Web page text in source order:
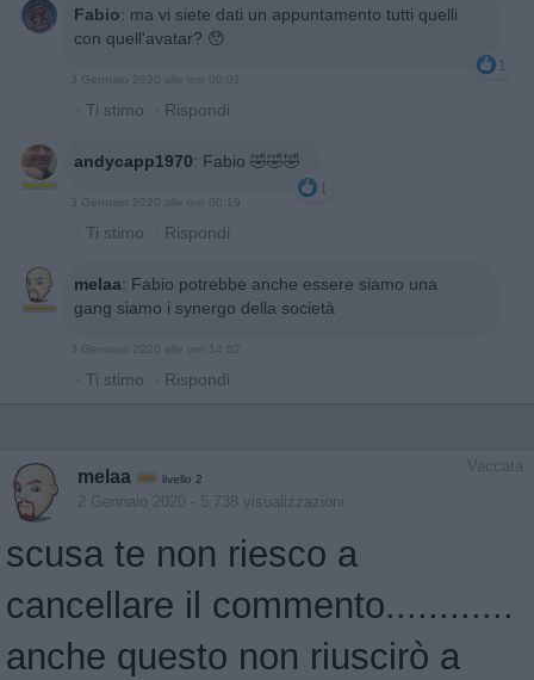
Fabio: ma vi siete dati un appuntamento tutti quelli
con quell'avatar? 😯
1
3 Gennaio 2020 alle ore 00:01
· Ti stimo · Rispondi
andycapp1970: Fabio 🤣🤣🤣
1
3 Gennaio 2020 alle ore 00:19
· Ti stimo · Rispondi
melaa: Fabio potrebbe anche essere siamo una
gang siamo i synergo della società
3 Gennaio 2020 alle ore 14:52
· Ti stimo · Rispondi
Vaccata
melaa livello 2
2 Gennaio 2020 - 5.738 visualizzazioni
scusa te non riesco a
cancellare il commento............
anche questo non riuscirò a